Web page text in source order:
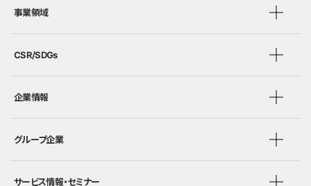
事業領域
CSR/SDGs
企業情報
グループ企業
サービス情報・セミナー